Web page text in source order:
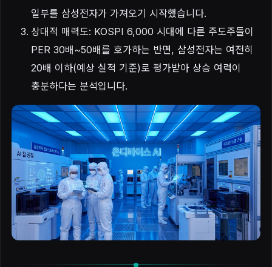
일부를 삼성전자가 가져오기 시작했습니다.
상대적 매력도: KOSPI 6,000 시대에 다른 주도주들이
PER 30배~50배를 호가하는 반면, 삼성전자는 여전히
20배 이하(예상 실적 기준)로 평가받아 상승 여력이
충분하다는 분석입니다.